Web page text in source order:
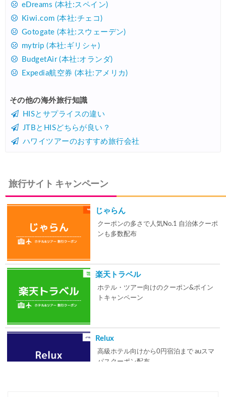
eDreams (本社:スペイン)
Kiwi.com (本社:チェコ)
Gotogate (本社:スウェーデン)
mytrip (本社:ギリシャ)
BudgetAir (本社:オランダ)
Expedia航空券 (本社:アメリカ)
その他の海外旅行知識
HISとサプライスの違い
JTBとHISどちらが良い？
ハワイツアーのおすすめ旅行会社
旅行サイト キャンペーン
じゃらん
クーポンの多さで人気No.1 自治体クーポ
ンも多数配布
楽天トラベル
ホテル・ツアー向けのクーポン&ポイン
トキャンペーン
Relux
高級ホテル向けから0円宿泊まで auスマ
パスクーポン配布